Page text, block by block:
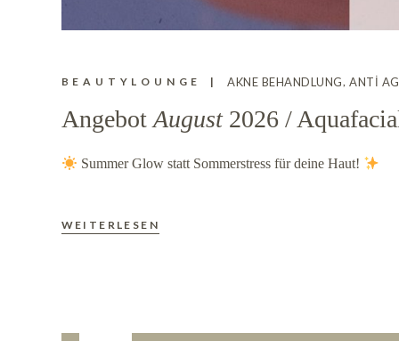
BEAUTYLOUNGE AKNE BEHANDLUNG ANTI
Angebot August2026 /
Summer Glow statt Sommerstress für deine Haut!
WEITERLESEN